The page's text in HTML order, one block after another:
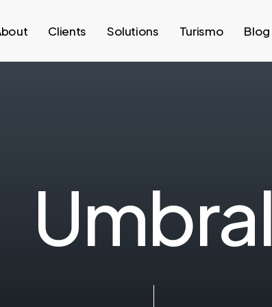
Clients Solutions Turismo Blog
Umbral